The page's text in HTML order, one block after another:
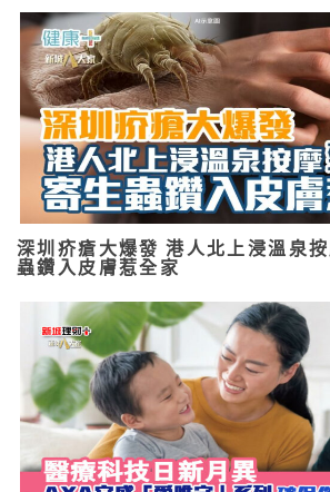
深圳疥瘡大爆發 港人北上浸溫泉
蟲鑽入皮膚惹全家